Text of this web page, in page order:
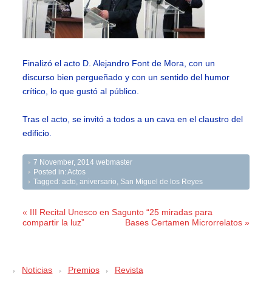
Finalizó el acto D. Alejandro Font de Mora, con un
discurso bien pergueñado y con un sentido del humor
crítico, lo que gustó al público.
Tras el acto, se invitó a todos a un cava en el claustro del
edificio.
7 November, 2014 webmaster
Posted in:Actos
Tagged:acto ,aniversario San Miguel de los Reyes
« III Recital Unesco en Sagunto “25 miradas para
compartir la luz”
Bases Certamen Microrrelatos »
Noticias Premios
Revista